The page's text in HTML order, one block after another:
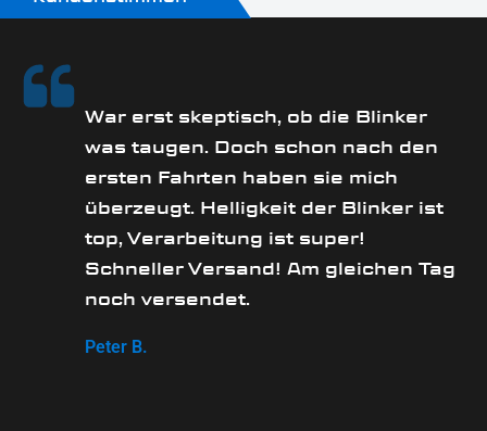
War erst skeptisch, ob die Blinker
was taugen. Doch schon nach den
ersten Fahrten haben sie mich
überzeugt. Helligkeit der Blinker ist
top, Verarbeitung ist super!
Schneller Versand! Am gleichen Tag
noch versendet.
Peter B.